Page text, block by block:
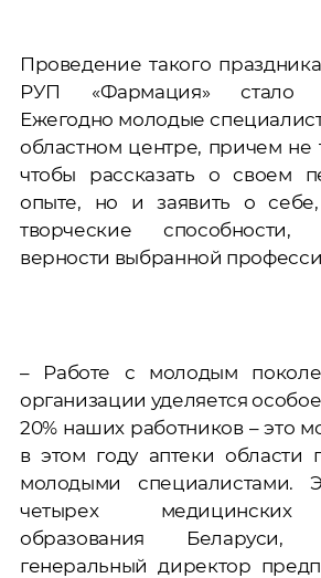
Проведение такого
РУП «Фармация» стало
Ежегодно молодые
областном центре, причем не
чтобы рассказать о своем
опыте, но и заявить о себе,
творческие
верности выбранной
– Работе с молодым
организации уделяется
20% наших работников – это
в этом году аптеки области
молодыми специалистами.
четырех медицинских
образования Беларуси,
генеральный директор